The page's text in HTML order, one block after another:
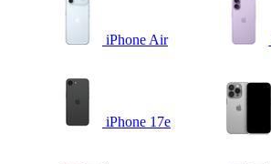
iPhone Air
iPhone 17e